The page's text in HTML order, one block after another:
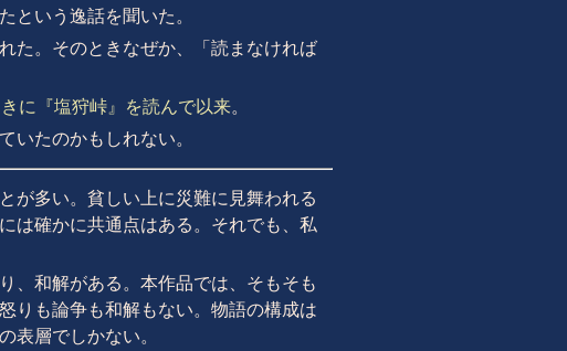
という逸話を聞いた。
た。そのときなぜか、「読まなければ
に『塩狩峠』を読んで以来。
いたのかもしれない。
が多い。貧しい上に災難に見舞われる
は確かに共通点はある。それでも、私
、和解がある。本作品では、そもそも
りも論争も和解もない。物語の構成は
表層でしかない。